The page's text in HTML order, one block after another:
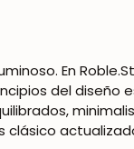
En
del diseño
clásico
COMUNIDAD!